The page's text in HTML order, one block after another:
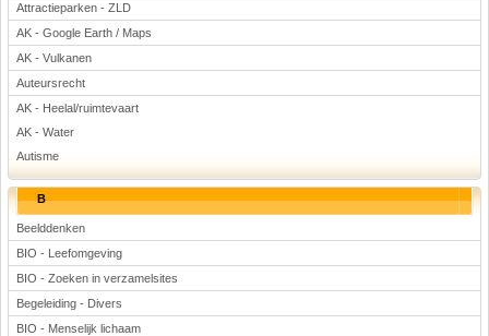
Attractieparken - ZLD
AK - Google Earth / Maps
AK - Vulkanen
Auteursrecht
AK - Heelal/ruimtevaart
AK - Water
Autisme
B
Beelddenken
BIO - Leefomgeving
BIO - Zoeken in verzamelsites
Begeleiding - Divers
BIO - Menselijk lichaam